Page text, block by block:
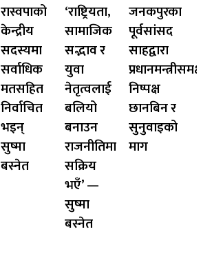
रास्वपाको
केन्द्रीय
सदस्यमा
सर्वाधिक
मतसहित
निर्वाचित
भइन्
सुष्मा
बस्नेत
‘राष्ट्रियता,
सामाजिक
सद्भाव र
युवा
नेतृत्वलाई
बलियो
बनाउन
राजनीतिमा
सक्रिय
भएँ’ —
सुष्मा
बस्नेत
जनकपुरका
पूर्वसांसद
साहद्वारा
प्रधानमन्त्रीसमक्ष
निष्पक्ष
छानबिन र
सुनुवाइको
माग